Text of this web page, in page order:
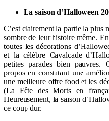
La saison d’Halloween
C’est clairement la partie la plus
sombre de leur histoire même.
toutes les décorations
et la célèbre Cavalcade
petites parades bien pauvres.
propos en constatant une
une meilleure offre food et les
(La Fête des Morts en
Heureusement, la saison
ce coup dur.